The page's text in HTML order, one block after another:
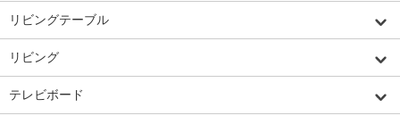
リビングテーブル
リビング
テレビボード